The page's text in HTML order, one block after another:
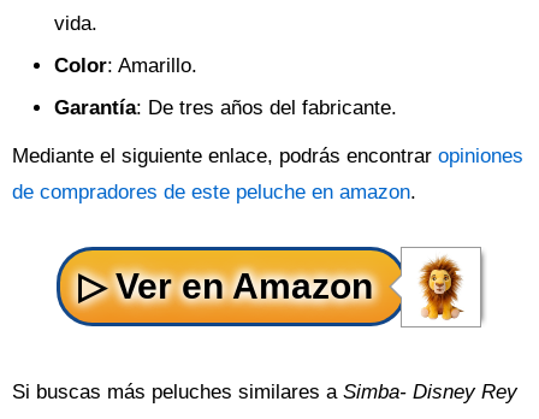
vida.
Color: Amarillo.
Garantía: De tres años del fabricante.
Mediante el siguiente enlace, podrás encontrar opiniones
de compradores de este peluche en amazon.
Si buscas más peluches similares a Simba- Disney Rey